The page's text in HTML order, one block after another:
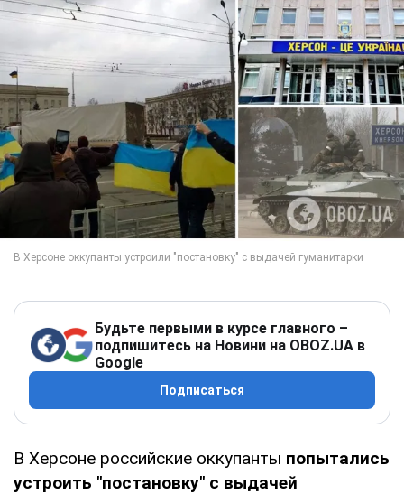
Будьте первыми в курсе главного –
подпишитесь на Новини на OBOZ.UA в
Google
Подписаться
В Херсоне российские оккупанты попытались
устроить "постановку" с выдачей